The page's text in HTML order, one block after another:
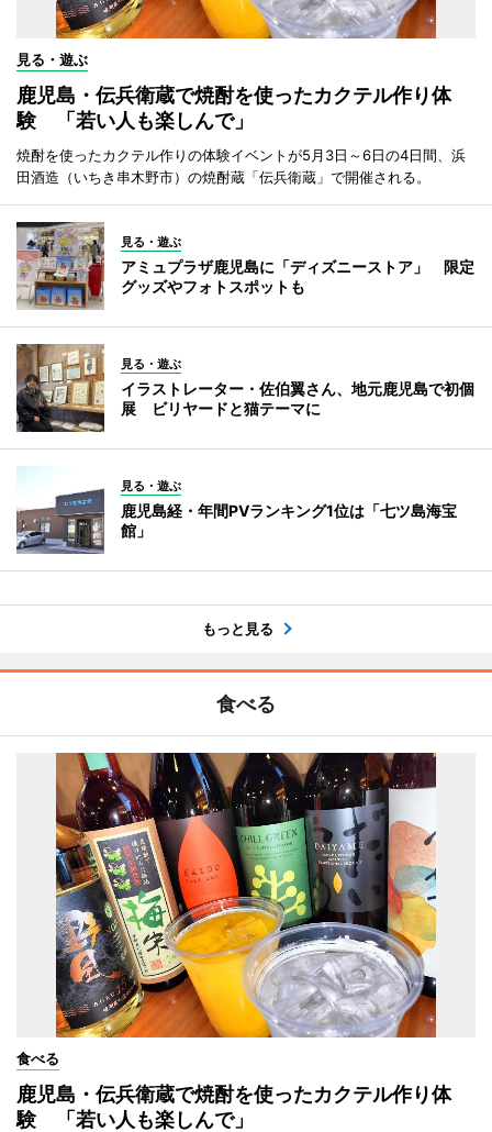
見る・遊ぶ
鹿児島・伝兵衛蔵で焼酎を使ったカクテル作り体
験 「若い人も楽しんで」
焼酎を使ったカクテル作りの体験イベントが5月3日～6日の4日間、浜
田酒造（いちき串木野市）の焼酎蔵「伝兵衛蔵」で開催される。
見る・遊ぶ
アミュプラザ鹿児島に「ディズニーストア」 限定
グッズやフォトスポットも
見る・遊ぶ
イラストレーター・佐伯翼さん、地元鹿児島で初個
展 ビリヤードと猫テーマに
見る・遊ぶ
鹿児島経・年間PVランキング1位は「七ツ島海宝
館」
もっと見る
食べる
食べる
鹿児島・伝兵衛蔵で焼酎を使ったカクテル作り体
験 「若い人も楽しんで」